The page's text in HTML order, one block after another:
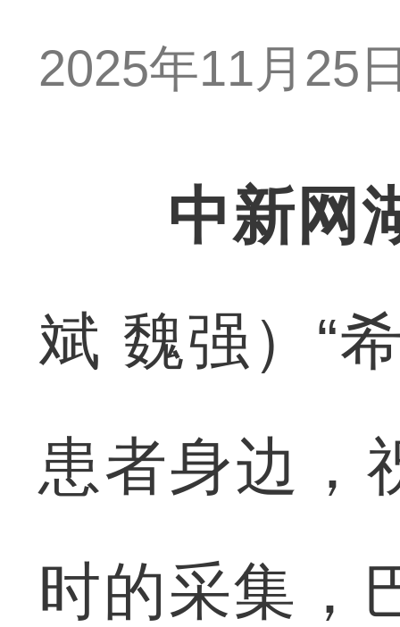
2025年11月25
中新网
斌 魏强）“
患者身边，
时的采集，